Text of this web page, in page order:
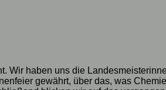
haben uns die
gewährt, über das, was